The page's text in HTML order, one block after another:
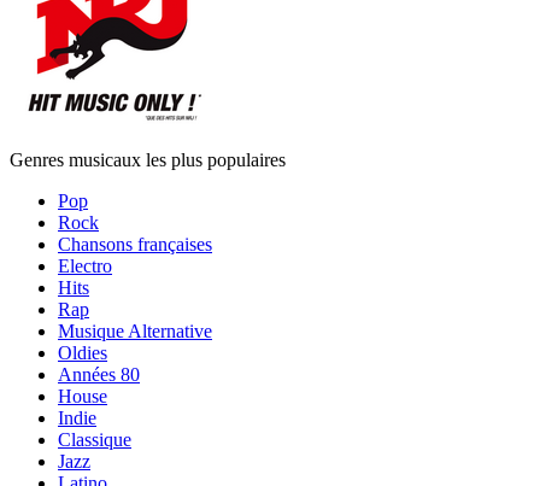
Genres musicaux les plus populaires
Pop
Rock
Chansons françaises
Electro
Hits
Rap
Musique Alternative
Oldies
Années 80
House
Indie
Classique
Jazz